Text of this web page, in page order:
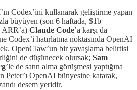
Codex’ini kullanarak geliştirme yapan
büyüyen (son 6 haftada, $1b
ARR’a) Claude Code’a karşı da
Codex’i hatırlatma noktasında OpenAI
OpenClaw’un bir yavaşlama belirtisi
de düşünecek olursak; Sam
’le de satın alma görüşmesi yaptığına
Peter’ı OpenAI bünyesine katarak,
desem yeridir.